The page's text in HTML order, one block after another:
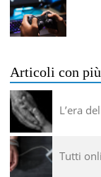
Articoli con
L’era
Tutti